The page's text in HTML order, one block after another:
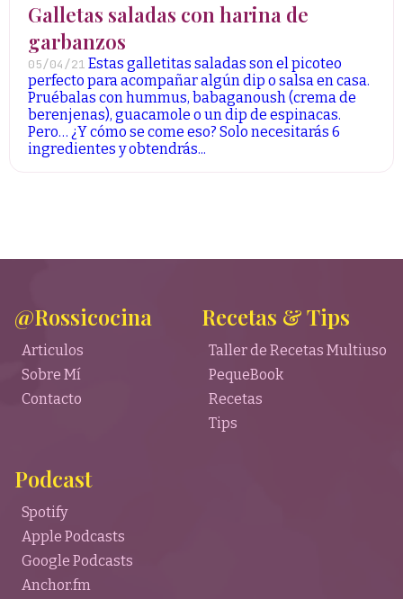
Galletas saladas con harina de
garbanzos
05/04/21 Estas galletitas saladas son el picoteo
perfecto para acompañar algún dip o salsa en casa.
Pruébalas con hummus, babaganoush (crema de
berenjenas), guacamole o un dip de espinacas.
Pero… ¿Y cómo se come eso? Solo necesitarás 6
ingredientes y obtendrás...
@Rossicocina
Articulos
Sobre Mí
Contacto
Recetas & Tips
Taller de Recetas Multiuso
PequeBook
Recetas
Tips
Podcast
Spotify
Apple Podcasts
Google Podcasts
Anchor.fm